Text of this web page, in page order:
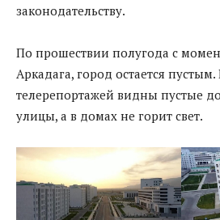
законодательству.
По прошествии полугода с
Аркадага, город остается
телерепортажей видны пустые
улицы, а в домах не горит свет.